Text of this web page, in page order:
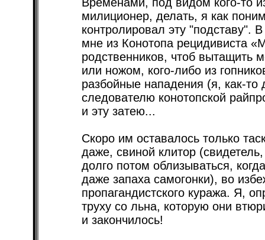
милиционер, делать, я как
контролировал эту "подставу".
мне из Конотопа рецидивиста
родственников, чтоб вытащить
или ножом, кого-либо из
разбойные нападения (я, как-то
следователю конотопской
и эту затею...
Скоро им оставалось только
даже, свиной клитор
долго потом облизываться,
даже запаха самогонки), во
пропагандистского куража. Я,
труху со льна, которую они
и закончилось!